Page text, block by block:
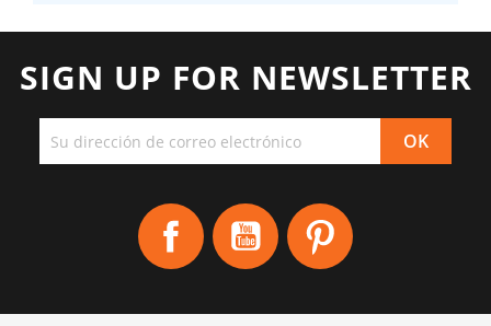
SIGN UP FOR NEWSLETTER
Facebook YouTube